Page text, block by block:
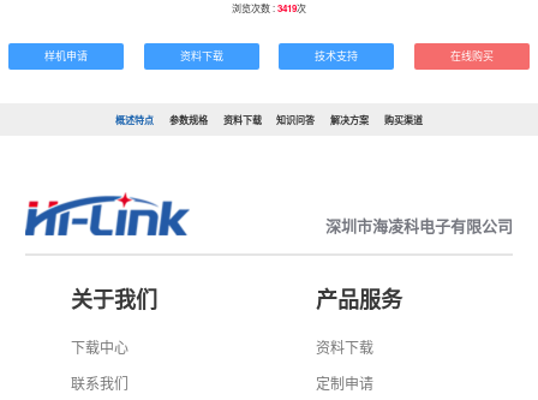
浏览次数 :3419次
样机申请 资料下载 技术支持 在线购买
概述特点 参数规格 资料下载 知识问答 解决方案 购买渠道
深圳市海凌科电子有限公司
关于我们
下载中心
联系我们
产品服务
资料下载
定制申请